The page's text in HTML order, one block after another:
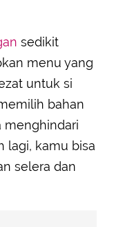
sedikit
menu yang
untuk si
bahan
menghindari
lagi, kamu bisa
selera dan